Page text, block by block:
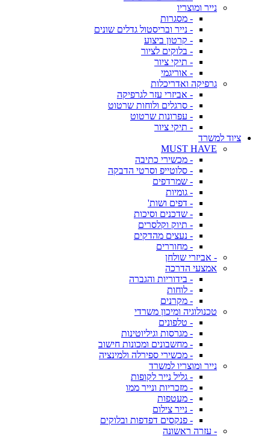
נייר ומוצריו
- מסגרות
- נייר ובריסטול גדלים שונים
- קרטון ביצוע
- בלוקים לציור
- תיקי ציור
- אוריגמי
גרפיקה ואדריכלות
- אביזרי עזר לגרפיקה
- סרגלים ולוחות שרטוט
- עפרונות שרטוט
- תיקי ציור
ציוד למשרד
MUST HAVE
- מכשירי כתיבה
- סלוטייפ וסרטי הדבקה
- שמרדפים
- גומיות
- דפים ושות'
- שדכנים וסיכות
- תיוק וקלסרים
- נעצים מהדקים
- מחוררים
- אביזרי שולחן
אמצעי הדרכה
- בידוריות והגברה
- לוחות
- מקרנים
טכנולוגיה ומיכון משרדי
- טלפונים
- מגרסות וגיליוטינות
- מחשבונים ומכונות חישוב
- מכשירי ספירלה ולמינציה
נייר ומוצריו למשרד
- גליל נייר לקופות
- מזכריות ונייר ממו
- מעטפות
- נייר צילום
- פנקסים דפדפות ובלוקים
- עזרה ראשונה